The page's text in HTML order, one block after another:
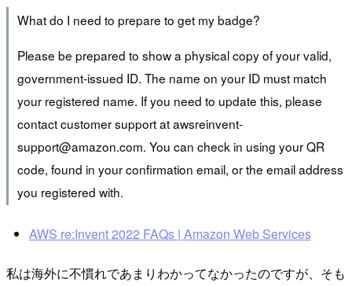
What do I need to prepare to get my badge?
Please be prepared to show a physical copy of your valid,
government-issued ID. The name on your ID must match
your registered name. If you need to update this, please
contact customer support at awsreinvent-
support@amazon.com. You can check in using your QR
code, found in your confirmation email, or the email address
you registered with.
AWS re:Invent 2022 FAQs | Amazon Web Services
私は海外に不慣れであまりわかってなかったのですが、そも